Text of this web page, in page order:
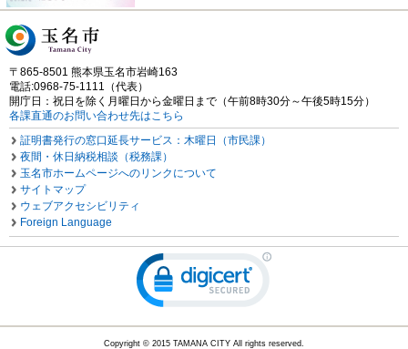
〒865-8501 熊本県玉名市岩崎163
電話:0968-75-1111（代表）
開庁日：祝日を除く月曜日から金曜日まで（午前8時30分～午後5時15分）
各課直通のお問い合わせ先はこちら
証明書発行の窓口延長サービス：木曜日（市民課）
夜間・休日納税相談（税務課）
玉名市ホームページへのリンクについて
サイトマップ
ウェブアクセシビリティ
Foreign Language
Copyright © 2015 TAMANA CITY All rights reserved.